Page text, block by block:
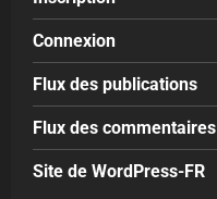
Connexion
Flux des publications
Flux des commentaires
Site de WordPress-FR